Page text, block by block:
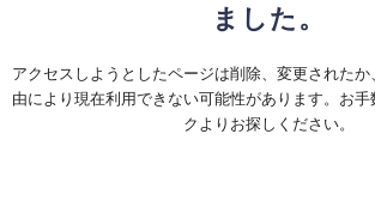
ました。
アクセスしようとしたページは削除、変更された
由により現在利用できない可能性があります。お
クよりお探しください。